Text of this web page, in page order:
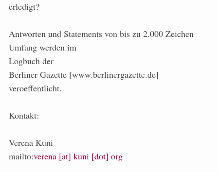
erledigt?
Antworten und Statements von bis zu 2.000 Zeichen
Umfang werden im
Logbuch der
Berliner Gazette [www.berlinergazette.de]
veroeffentlicht.
Kontakt:
Verena Kuni
mailto:verena [at] kuni [dot] org